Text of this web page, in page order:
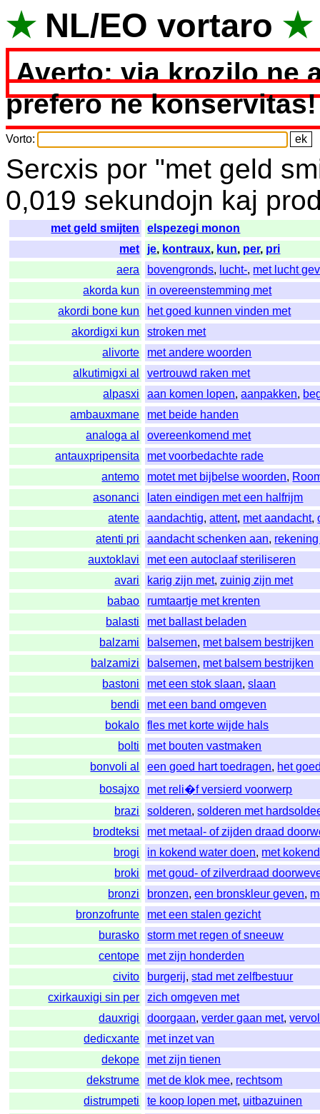
★ NL/EO vortaro ★
Averto: via krozilo ne
prefero ne konservitas!
Vorto:
Sercxis por "met geld
0,019 sekundojn kaj
met geld smijten
elspezegi monon
met
je, kontraux, kun, per, pri
aera
bovengronds, lucht-, met lucht
akorda kun
in overeenstemming met
akordi bone kun
het goed kunnen vinden met
akordigxi kun
stroken met
alivorte
met andere woorden
alkutimigxi al
vertrouwd raken met
alpasxi
aan komen lopen,aanpakken,
ambauxmane
met beide handen
analoga al
overeenkomend met
antauxpripensita
met voorbedachte rade
antemo
motet met bijbelse woorden,
asonanci
laten eindigen met een halfrijm
atente
aandachtig,attent, met aandacht,
atenti pri
aandacht schenken aan,
auxtoklavi
met een autoclaaf steriliseren
avari
karig zijn met,zuinig zijn met
babao
rumtaartje met krenten
balasti
met ballast beladen
balzami
balsemen, met balsem bestrijken
balzamizi
balsemen, met balsem bestrijken
bastoni
met een stok slaan,slaan
bendi
met een band omgeven
bokalo
fles met korte wijde hals
bolti
met bouten vastmaken
bonvoli al
een goed hart toedragen, het
bosajxo
met reli�f versierd voorwerp
brazi
solderen,solderen met
brodteksi
met metaal- of zijden draad
brogi
in kokend water doen, met
broki
met goud- of zilverdraad
bronzi
bronzen,een bronskleur geven,
bronzofrunte
met een stalen gezicht
burasko
storm met regen of sneeuw
centope
met zijn honderden
civito
burgerij,stad met zelfbestuur
cxirkauxigi sin per
zich omgeven met
dauxrigi
doorgaan,verder gaan met,
dedicxante
met inzet van
dekope
met zijn tienen
dekstrume
met de klok mee, rechtsom
distrumpeti
te koop lopen met, uitbazuinen